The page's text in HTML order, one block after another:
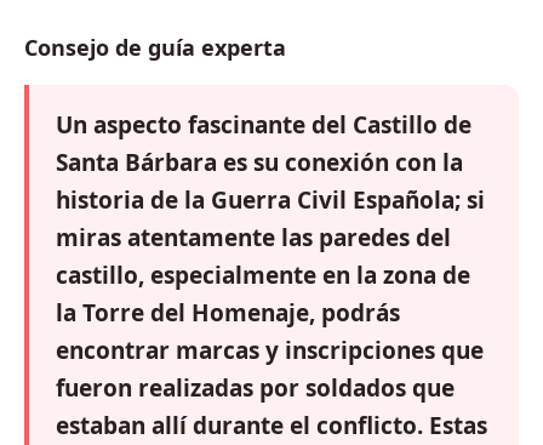
Consejo de guía experta
Un aspecto fascinante del Castillo de
Santa Bárbara es su conexión con la
historia de la Guerra Civil Española; si
miras atentamente las paredes del
castillo, especialmente en la zona de
la Torre del Homenaje, podrás
encontrar marcas y inscripciones que
fueron realizadas por soldados que
estaban allí durante el conflicto. Estas